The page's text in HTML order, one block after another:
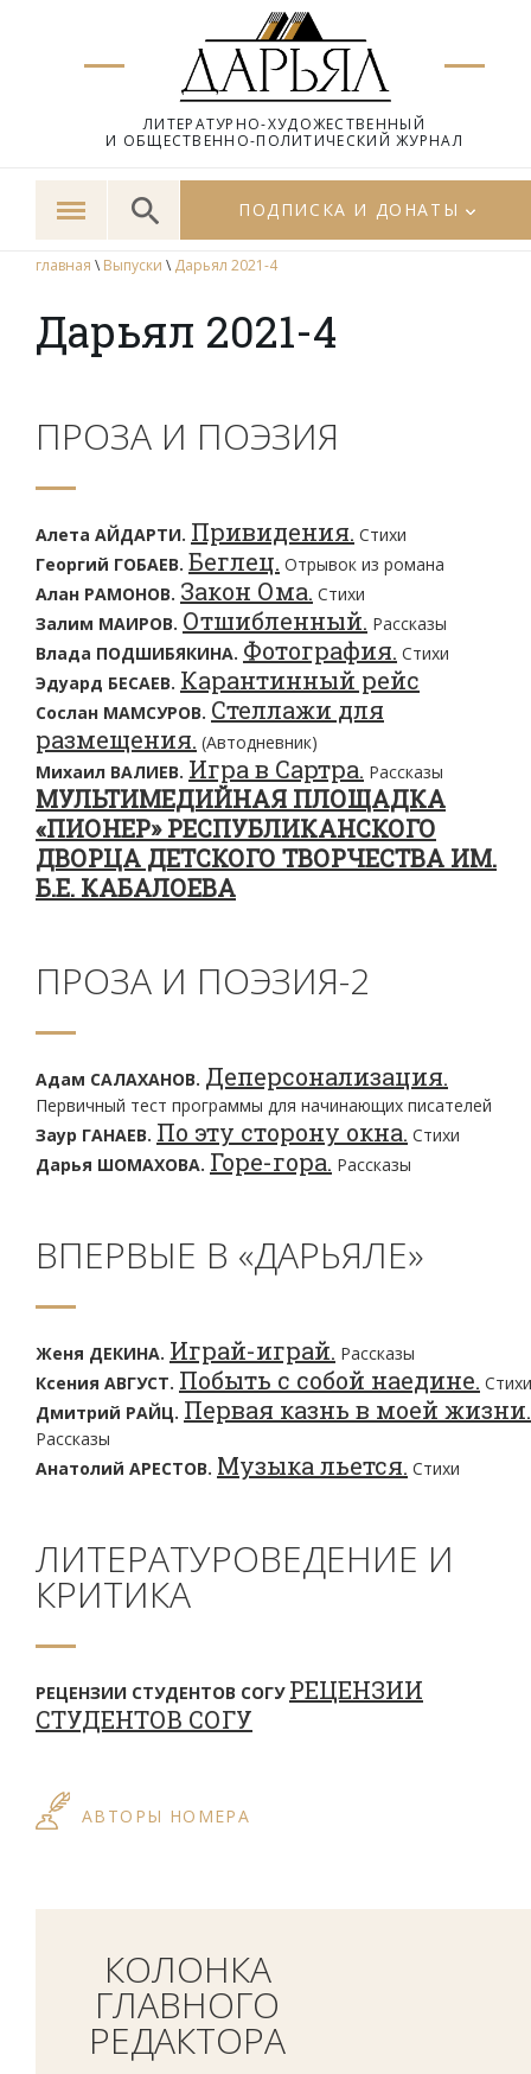
ЛИТЕРАТУРНО-ХУДОЖЕСТВЕННЫЙ
И ОБЩЕСТВЕННО-ПОЛИТИЧЕСКИЙ ЖУРНАЛ
ПОДПИСКА И ДОНАТЫ
главная \ Выпуски \ Дарьял 2021-4
Дарьял 2021-4
ПРОЗА И ПОЭЗИЯ
Алета АЙДАРТИ. Привидения. Стихи
Георгий ГОБАЕВ. Беглец. Отрывок из романа
Алан РАМОНОВ. Закон Ома. Стихи
Залим МАИРОВ. Отшибленный. Рассказы
Влада ПОДШИБЯКИНА. Фотография. Стихи
Эдуард БЕСАЕВ. Карантинный рейс
Сослан МАМСУРОВ. Стеллажи для
размещения. (Автодневник)
Михаил ВАЛИЕВ. Игра в Сартра. Рассказы
МУЛЬТИМЕДИЙНАЯ ПЛОЩАДКА
«ПИОНЕР» РЕСПУБЛИКАНСКОГО
ДВОРЦА ДЕТСКОГО ТВОРЧЕСТВА ИМ.
Б.Е. КАБАЛОЕВА
ПРОЗА И ПОЭЗИЯ-2
Адам САЛАХАНОВ. Деперсонализация.
Первичный тест программы для начинающих писателей
Заур ГАНАЕВ. По эту сторону окна. Стихи
Дарья ШОМАХОВА. Горе-гора. Рассказы
ВПЕРВЫЕ В «ДАРЬЯЛЕ»
Женя ДЕКИНА. Играй-играй. Рассказы
Ксения АВГУСТ. Побыть с собой наедине. Стихи
Дмитрий РАЙЦ. Первая казнь в моей жизни.
Рассказы
Анатолий АРЕСТОВ. Музыка льется. Стихи
ЛИТЕРАТУРОВЕДЕНИЕ И
КРИТИКА
РЕЦЕНЗИИ СТУДЕНТОВ СОГУ РЕЦЕНЗИИ
СТУДЕНТОВ СОГУ
АВТОРЫ НОМЕРА
КОЛОНКА
ГЛАВНОГО
РЕДАКТОРА